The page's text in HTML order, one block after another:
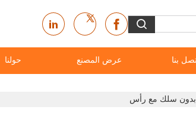
حولنا عرض المصنع بنا
سلك مع رأس